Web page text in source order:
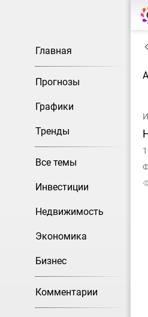
Главная
Прогнозы
Графики
Тренды
Все темы
Инвестиции
Недвижимость
Экономика
Бизнес
Комментарии